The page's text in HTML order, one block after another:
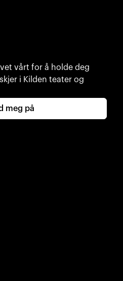
vårt for å holde deg
i Kilden teater og
meg på